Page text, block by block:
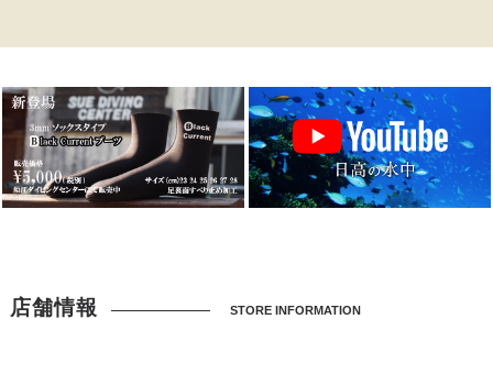
店舗情報 STORE INFORMATION